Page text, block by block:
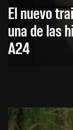
El nuevo
una de las
A24